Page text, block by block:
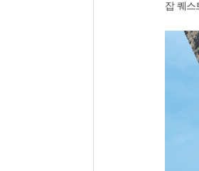
잡 퀘스